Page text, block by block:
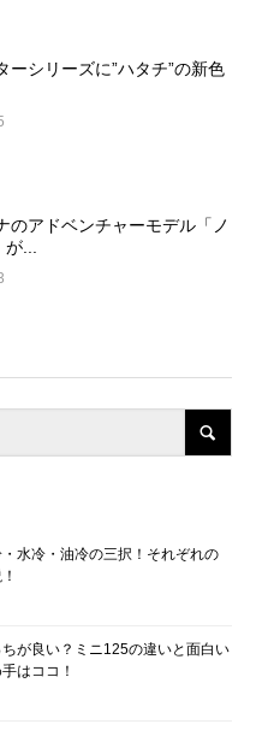
ーシリーズに”ハタチ”の新色
のアドベンチャーモデル「ノ
...
水冷・油冷の三択！それぞれの
が良い？ミニ125の違いと面白い
はココ！